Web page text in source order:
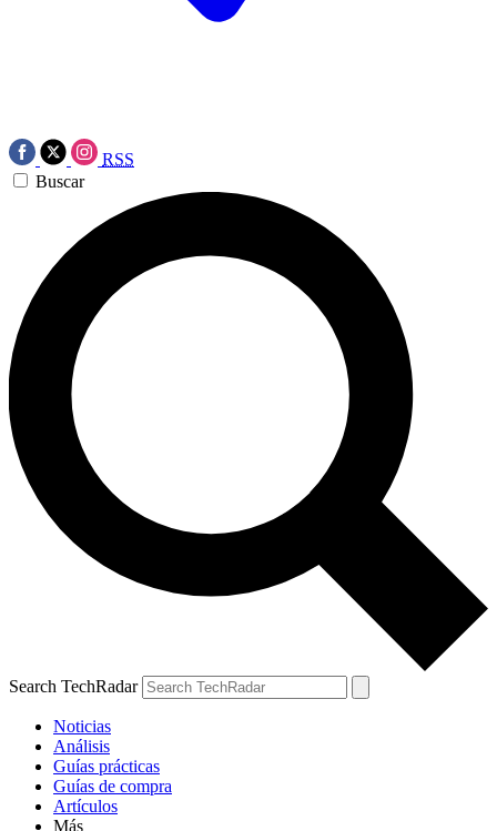
RSS
Buscar
Search TechRadar
Noticias
Análisis
Guías prácticas
Guías de compra
Artículos
Más